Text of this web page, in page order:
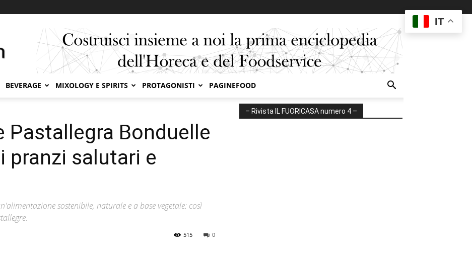
BEVERAGE MIXOLOGY E SPIRITS PROTAGONISTI PAGINEFOOD
Pastallegra Bonduelle
pranzi salutari e
sostenibile, naturale e a base vegetale: così
0
515
– Rivista IL FUORICASA numero 4 –
IT